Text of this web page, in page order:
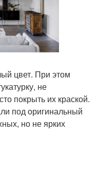
цвет. При этом
не
покрыть их краской.
под оригинальный
но не ярких